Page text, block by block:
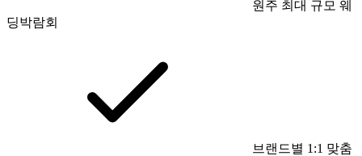
원주 최대 규모 웨
딩박람회
브랜드별 1:1 맞춤